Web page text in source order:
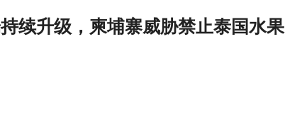
续升级，柬埔寨威胁禁止泰国水果